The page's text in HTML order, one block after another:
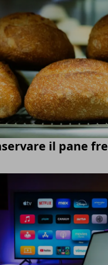
il pane